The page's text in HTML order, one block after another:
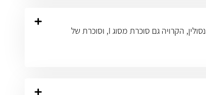
שאלתי היא: אביו של חברי הוא חולה סוכרת, האם סוכרת היא מחלה תורשתית? ישנם שני סוגי סוכרת: סוכרת נעורים התלויה באינסולין, הקרויה גם סוכרת מסוג I, וסוכרת של